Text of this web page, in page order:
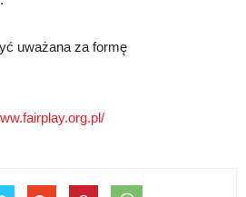
uważana za formę